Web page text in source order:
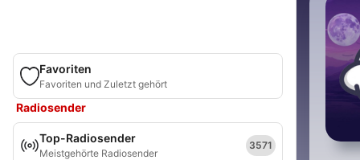
Favoriten
Favoriten und Zuletzt gehört
Radiosender
Top-Radiosender
Meistgehörte Radiosender
3571